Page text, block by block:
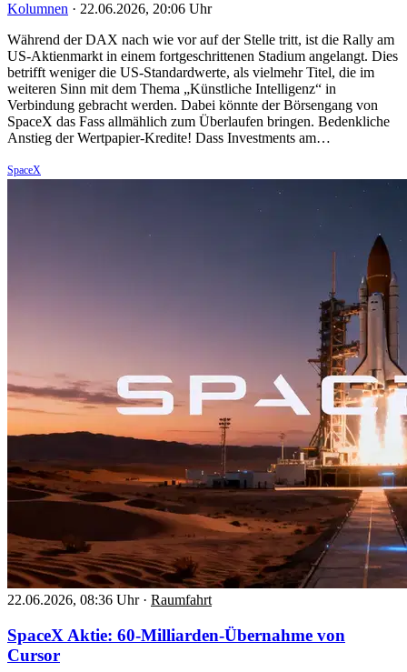
Kolumnen · 22.06.2026, 20:06 Uhr
Während der DAX nach wie vor auf der Stelle tritt, ist die Rally am
US-Aktienmarkt in einem fortgeschrittenen Stadium angelangt. Dies
betrifft weniger die US-Standardwerte, als vielmehr Titel, die im
weiteren Sinn mit dem Thema „Künstliche Intelligenz“ in
Verbindung gebracht werden. Dabei könnte der Börsengang von
SpaceX das Fass allmählich zum Überlaufen bringen. Bedenkliche
Anstieg der Wertpapier-Kredite! Dass Investments am…
SpaceX
22.06.2026, 08:36 Uhr · Raumfahrt
SpaceX Aktie: 60-Milliarden-Übernahme von
Cursor